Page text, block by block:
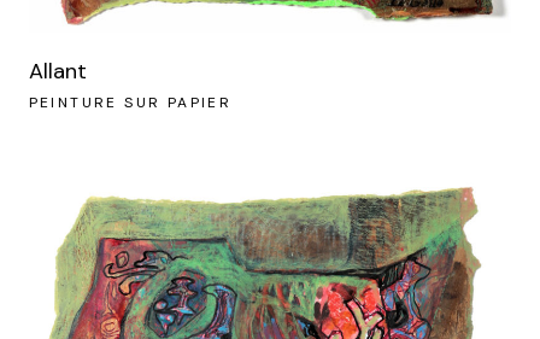
Allant
PEINTURE SUR PAPIER